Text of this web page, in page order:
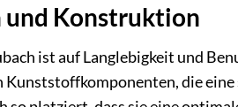
und Konstruktion
ist auf Langlebigkeit und
die